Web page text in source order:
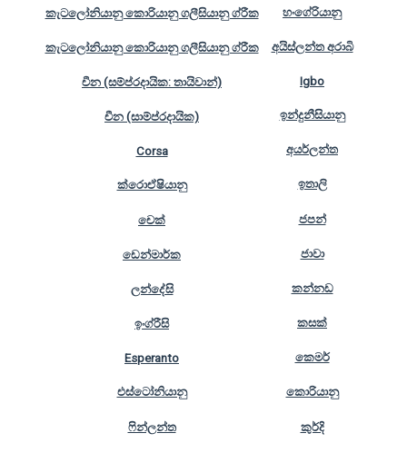
කැටලෝනියානු කොරියානු ගලීසියානු ග්රීක
කැටලෝනියානු කොරියානු ගලීසියානු ග්රීක
චීන (සම්ප්රදායික: තායිවාන්)
චීන (සාම්ප්රදායික)
Corsa
ක්රොඒෂියානු
චෙක්
ඩෙන්මාර්ක
ලන්දේසි
ඉංග්රීසි
Esperanto
එස්ටෝනියානු
ෆින්ලන්ත
හංගේරියානු
අයිස්ලන්ත අරාබි
Igbo
ඉන්දුනීසියානු
අයර්ලන්ත
ඉතාලි
ජපන්
ජාවා
කන්නඩ
කසක්
කෙමර්
කොරියානු
කුර්දි